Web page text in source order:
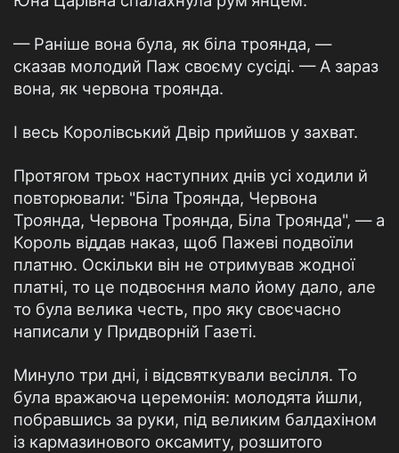
— Раніше вона була, як біла троянда, —
сказав молодий Паж своєму сусіді. — А зараз
вона, як червона троянда.
І весь Королівський Двір прийшов у захват.
Протягом трьох наступних днів усі ходили й
повторювали: "Біла Троянда, Червона
Троянда, Червона Троянда, Біла Троянда", — а
Король віддав наказ, щоб Пажеві подвоїли
платню. Оскільки він не отримував жодної
платні, то це подвоєння мало йому дало, але
то була велика честь, про яку своєчасно
написали у Придворній Газеті.
Минуло три дні, і відсвяткували весілля. То
була вражаюча церемонія: молодята йшли,
побравшись за руки, під великим балдахіном
із кармазинового оксамиту, розшитого